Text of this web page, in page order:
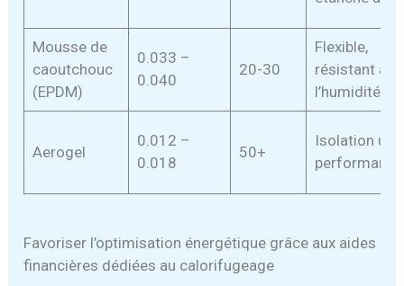
Mousse de
caoutchouc
(EPDM)
0.033 –
0.040
20-30
Flexible,
résistant à
l’humidité et
Aerogel
0.012 –
0.018
50+
Isolation
performante
Favoriser l’optimisation énergétique grâce aux aides
financières dédiées au calorifugeage